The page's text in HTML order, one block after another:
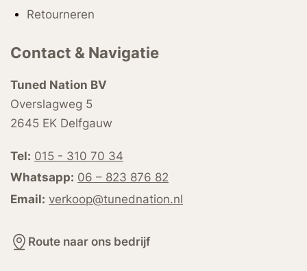
Retourneren
Contact & Navigatie
Tuned Nation BV
Overslagweg 5
2645 EK Delfgauw
Tel: 015 - 310 70 34
Whatsapp: 06 – 823 876 82
Email: verkoop@tunednation.nl
Route naar ons bedrijf